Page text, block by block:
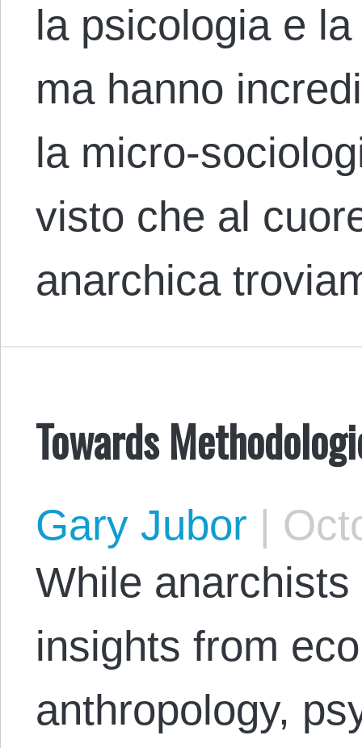
la psicologia e
ma hanno
la micro-
visto che al
anarchica
Towards
Gary Jubor |
While
insights from
anthropology,